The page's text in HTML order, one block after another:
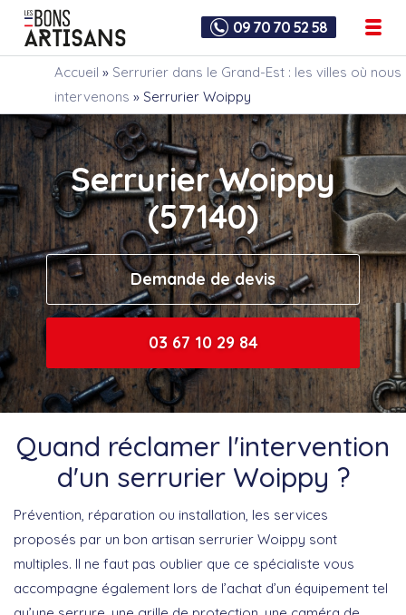
09 70 70 52 58
Accueil » Serrurier dans le Grand-Est : les villes où nous
intervenons » Serrurier Woippy
Serrurier Woippy
(57140)
Demande de devis
03 67 10 29 84
Quand réclamer l'intervention
d'un serrurier Woippy ?
Prévention, réparation ou installation, les services
proposés par un bon artisan serrurier Woippy sont
multiples. Il ne faut pas oublier que ce spécialiste vous
accompagne également lors de l’achat d’un équipement tel